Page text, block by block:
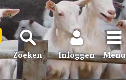
Zoeken Inloggen Menu